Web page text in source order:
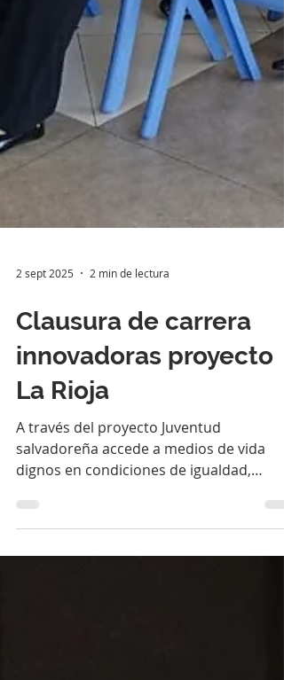
2 sept 2025 2 min de lectura
Clausura de carrera
innovadoras proyecto
La Rioja
A través del proyecto Juventud
salvadoreña accede a medios de vida
dignos en condiciones de igualdad,
financiado por Entreculturas y el...